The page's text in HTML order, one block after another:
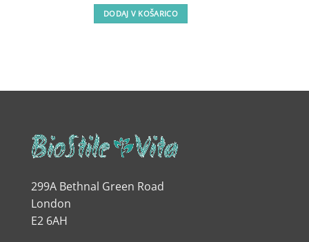
DODAJ V KOŠARICO
299A Bethnal Green Road
London
E2 6AH